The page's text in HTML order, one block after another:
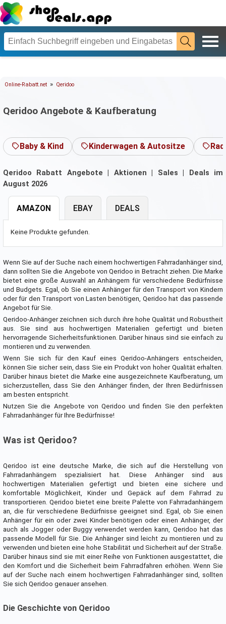
Online-Rabatt.net » Qeridoo
Qeridoo Angebote & Kaufberatung
Baby & Kind Kinderwagen & Autositze
Qeridoo Rabatt Angebote | Aktionen | Sales | Deals im
August 2026
AMAZON
Keine Produkte gefunden.
EBAY DEALS
Wenn Sie auf der Suche nach einem hochwertigen Fahrradanhänger sind,
dann sollten Sie die Angebote von Qeridoo in Betracht ziehen. Die Marke
bietet eine große Auswahl an Anhängern für verschiedene Bedürfnisse
und Budgets. Egal, ob Sie einen Anhänger für den Transport von Kindern
oder für den Transport von Lasten benötigen, Qeridoo hat das passende
Angebot für Sie.
Qeridoo-Anhänger zeichnen sich durch ihre hohe Qualität und Robustheit
aus. Sie sind aus hochwertigen Materialien gefertigt und bieten
hervorragende Sicherheitsfunktionen. Darüber hinaus sind sie einfach zu
montieren und zu verwenden.
Wenn Sie sich für den Kauf eines Qeridoo-Anhängers entscheiden,
können Sie sicher sein, dass Sie ein Produkt von hoher Qualität erhalten.
Darüber hinaus bietet die Marke eine ausgezeichnete Kaufberatung, um
sicherzustellen, dass Sie den Anhänger finden, der Ihren Bedürfnissen
am besten entspricht.
Nutzen Sie die Angebote von Qeridoo und finden Sie den perfekten
Fahrradanhänger für Ihre Bedürfnisse!
Was ist Qeridoo?
Qeridoo ist eine deutsche Marke, die sich auf die Herstellung von
Fahrradanhängern spezialisiert hat. Diese Anhänger sind aus
hochwertigen Materialien gefertigt und bieten eine sichere und
komfortable Möglichkeit, Kinder und Gepäck auf dem Fahrrad zu
transportieren. Qeridoo bietet eine breite Palette von Fahrradanhängern
an, die für verschiedene Bedürfnisse geeignet sind. Egal, ob Sie einen
Anhänger für ein oder zwei Kinder benötigen oder einen Anhänger, der
auch als Jogger oder Buggy verwendet werden kann, Qeridoo hat das
passende Modell für Sie. Die Anhänger sind leicht zu montieren und zu
verwenden und bieten eine hohe Stabilität und Sicherheit auf der Straße.
Darüber hinaus sind sie mit einer Reihe von Funktionen ausgestattet, die
den Komfort und die Sicherheit beim Fahrradfahren erhöhen. Wenn Sie
auf der Suche nach einem hochwertigen Fahrradanhänger sind, sollten
Sie sich Qeridoo genauer ansehen.
Die Geschichte von Qeridoo